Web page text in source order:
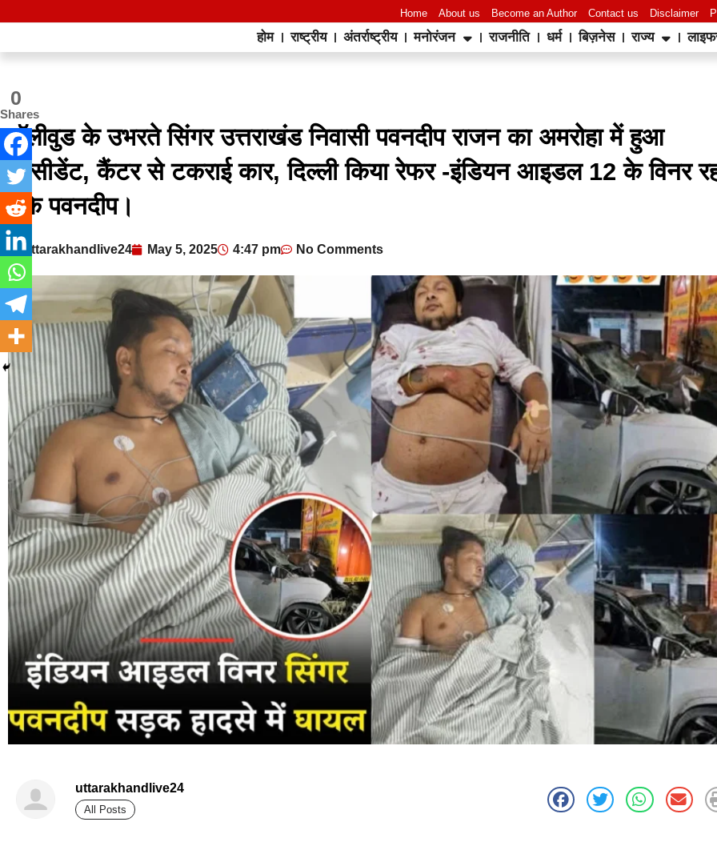
Home About us Become an Author Contact us Disclaimer
होम राष्ट्रीय अंतर्राष्ट्रीय मनोरंजन राजनीति धर्म बिज़नेस राज्य
बॉलीवुड के उभरते सिंगर उत्तराखंड निवासी पवनदीप राजन का अमरोहा में हुआ
एक्सीडेंट, कैंटर से टकराई कार, दिल्ली किया रेफर -इंडियन आइडल 12 के विनर
चुके पवनदीप।
uttarakhandlive24 May 5, 2025 4:47 pm No Comments
uttarakhandlive24
All Posts
0
Shares